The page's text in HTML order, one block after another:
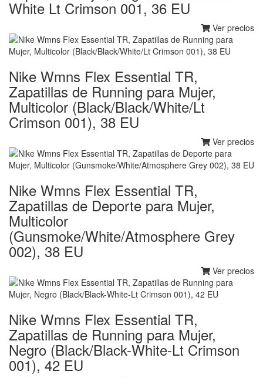
White Lt Crimson 001, 36 EU
Ver precios
Nike Wmns Flex Essential TR,
Zapatillas de Running para Mujer,
Multicolor (Black/Black/White/Lt
Crimson 001), 38 EU
Ver precios
Nike Wmns Flex Essential TR,
Zapatillas de Deporte para Mujer,
Multicolor
(Gunsmoke/White/Atmosphere Grey
002), 38 EU
Ver precios
Nike Wmns Flex Essential TR,
Zapatillas de Running para Mujer,
Negro (Black/Black-White-Lt Crimson
001), 42 EU